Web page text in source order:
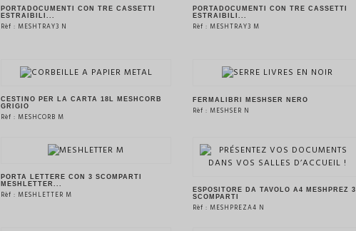
VEDERE IL PRODOTTO
PORTADOCUMENTI CON TRE CASSETTI
ESTRAIBILI...
Rèf : MESHTRAY3 N
VEDERE IL PRODOTTO
PORTADOCUMENTI CON TRE CASSETTI
ESTRAIBILI...
Rèf : MESHTRAY3 M
CESTINO PER LA CARTA 18L MESHCORB
GRIGIO
Rèf : MESHCORB M
VEDERE IL PRODOTTO
FERMALIBRI MESHSER NERO
Rèf : MESHSER N
PORTA LETTERE CON 3 SCOMPARTI
MESHLETTER...
Rèf : MESHLETTER M
ESPOSITORE DA TAVOLO A4 MESHPREZ 3
SCOMPARTI
Rèf : MESHPREZA4 N